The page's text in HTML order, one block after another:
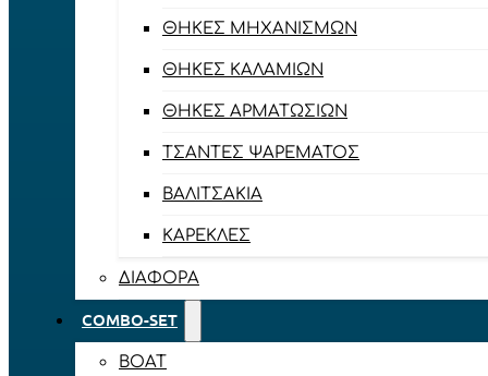
ΘΉΚΕΣ ΜΗΧΑΝΙΣΜΏΝ
ΘΉΚΕΣ ΚΑΛΑΜΙΏΝ
ΘΉΚΕΣ ΑΡΜΑΤΩΣΙΏΝ
ΤΣΆΝΤΕΣ ΨΑΡΈΜΑΤΟΣ
ΒΑΛΙΤΣΆΚΙΑ
ΚΑΡΈΚΛΕΣ
ΔΙΆΦΟΡΑ
COMBO-SET
BOAT